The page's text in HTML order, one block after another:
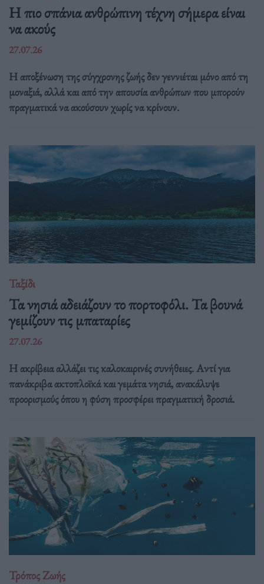
Η πιο σπάνια ανθρώπινη τέχνη σήμερα είναι
να ακούς
27.07.26
Η αποξένωση της σύγχρονης ζωής δεν γεννιέται μόνο από τη
μοναξιά, αλλά και από την απουσία ανθρώπων που μπορούν
πραγματικά να ακούσουν χωρίς να κρίνουν.
Ταξίδι
Τα νησιά αδειάζουν το πορτοφόλι. Τα βουνά
γεμίζουν τις μπαταρίες
27.07.26
Η ακρίβεια αλλάζει τις καλοκαιρινές συνήθειες. Αντί για
πανάκριβα ακτοπλοϊκά και γεμάτα νησιά, ανακάλυψε
προορισμούς όπου η φύση προσφέρει πραγματική δροσιά.
Τρόπος Ζωής